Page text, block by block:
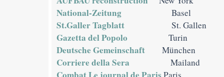
National-Zeitung Basel
St.Galler Tagblatt St. Gallen
Gazetta del Popolo Turin
Deutsche GemeinschaftMünchen
Corriere della Sera Mailand